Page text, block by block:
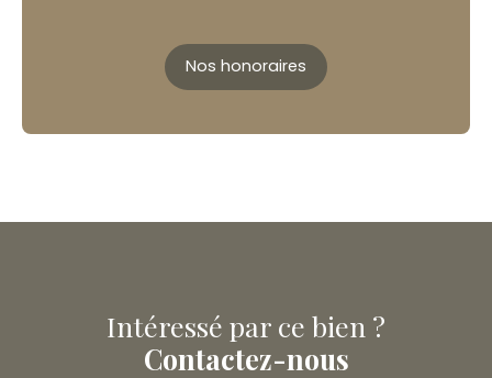
Nos honoraires
Intéressé par ce bien ?
Contactez-nous